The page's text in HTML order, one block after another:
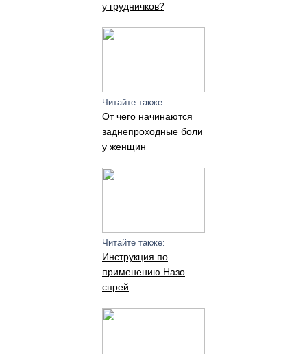
у грудничков?
Читайте также:
От чего начинаются
заднепроходные боли
у женщин
Читайте также:
Инструкция по
применению Назо
спрей